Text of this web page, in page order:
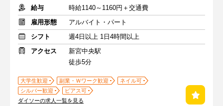
給与
時給1140～1160円＋交通費
雇用形態
アルバイト・パート
シフト
週4日以上 1日4時間以上
アクセス
新宮中央駅
徒歩5分
大学生歓迎 副業・Ｗワーク歓迎
ネイル可
シルバー歓迎
ピアス可
ダイソーの求人一覧を見る